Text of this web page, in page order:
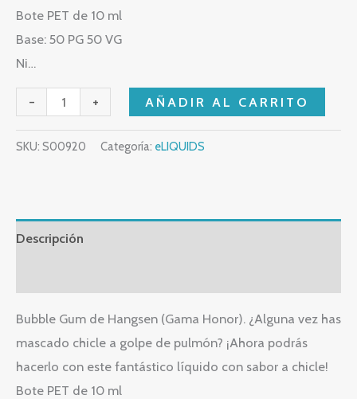
Bote PET de 10 ml
Base: 50 PG 50 VG
Ni…
- + AÑADIR AL CARRITO
SKU: S00920 Categoría: eLIQUIDS
Descripción
Bubble Gum de Hangsen (Gama Honor). ¿Alguna vez has
mascado chicle a golpe de pulmón? ¡Ahora podrás
hacerlo con este fantástico líquido con sabor a chicle!
Bote PET de 10 ml